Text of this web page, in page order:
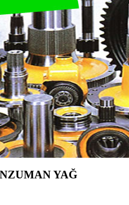
YAĞ